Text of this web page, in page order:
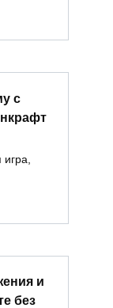
с
и
без